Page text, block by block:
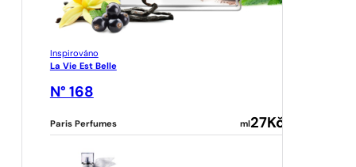
Inspirováno
La Vie Est Belle
N° 168
Paris Perfumes ml 27Kč